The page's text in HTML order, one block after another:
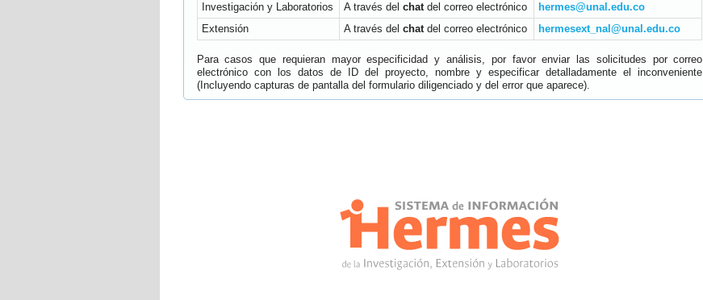
Investigación y Laboratorios
A través del chatdel correo electrónico
hermes@unal.edu.co
Extensión
A través del chatdel correo electrónico hermesext_nal@unal.edu.co
Para casos que requieran mayor especificidad y análisis, por favor enviar las solicitudes por correo
electrónico con los datos de ID del proyecto, nombre y especificar detalladamente el inconveniente
(Incluyendo capturas de pantalla del formulario diligenciado y del error que aparece).